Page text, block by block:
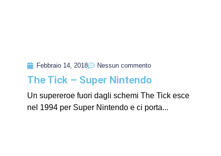
Febbraio 14, 2018 Nessun commento
The Tick – Super Nintendo
Un supereroe fuori dagli schemi The Tick esce
nel 1994 per Super Nintendo e ci porta...